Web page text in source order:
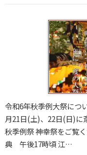
令和6年秋季例大祭につ
月21日(土)、22日(日)に
秋季例祭 神幸祭をご覧
典 午後17時頃 江…